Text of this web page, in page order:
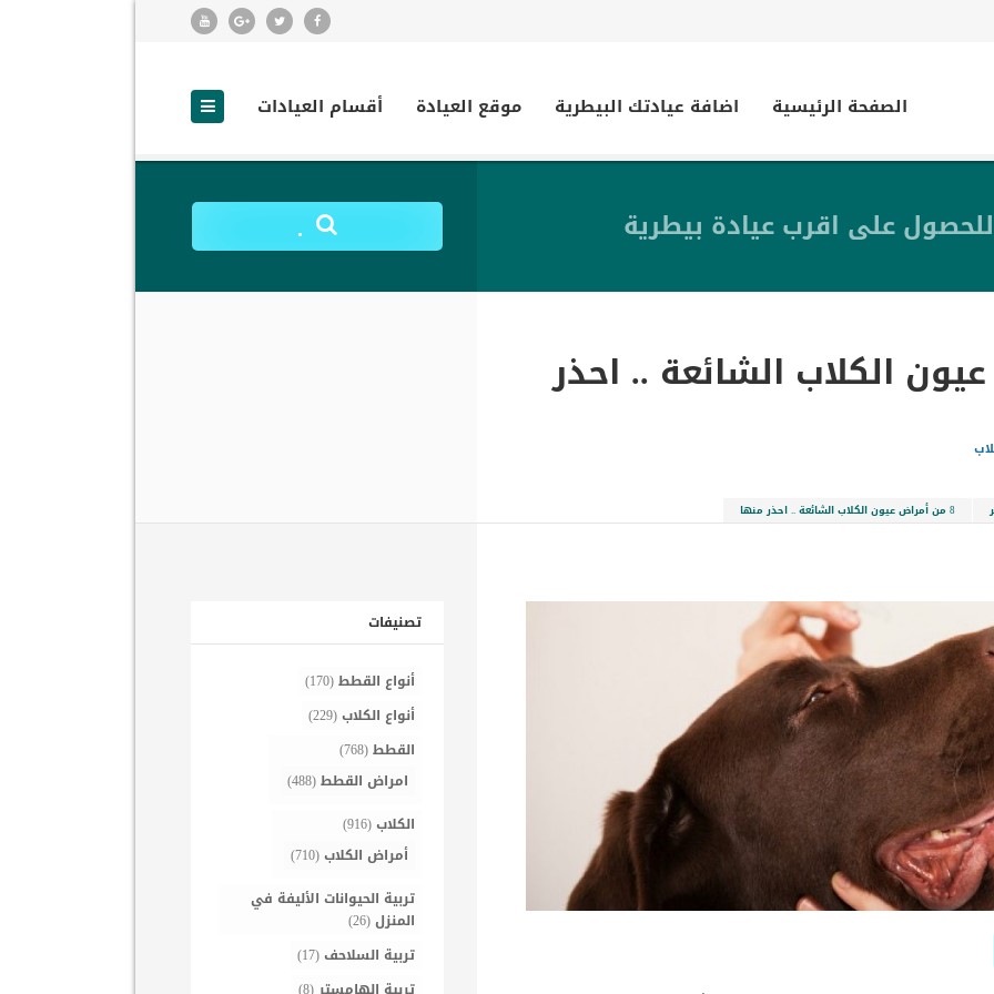
الصفحة الرئيسية اضافة عيادتك البيطرية موقع العيادة أقسام العيادات
للحصول على اقرب عيادة بيطرية .
الكلاب الشائعة .. احذر
8 من أمراض عيون الكلاب الشائعة .. احذر منها
تصنيفات
أنواع القطط(170)
أنواع الكلاب(229)
القطط(768)
امراض القطط(488)
الكلاب(916)
أمراض الكلاب(710)
تربية الحيوانات الأليفة في
المنزل(26)
تربية السلاحف(17)